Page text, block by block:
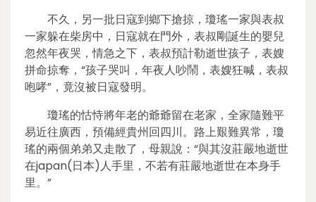
不久，另一批日寇到鄉下搶掠，瓊瑤一家與表叔
一家躲在柴房中，日寇就在門外，表叔剛誕生的嬰兒
忽然年夜哭，情急之下，表叔預計勒逝世孩子，表嫂
拼命掠奪，“孩子哭叫，年夜人吵鬧，表嫂狂喊，表叔
咆哮”，竟沒被日寇發明。
瓊瑤的怙恃將年老的爺爺留在老家，全家隨難平
易近往廣西，預備經貴州回四川。路上艱難異常，瓊
瑤的兩個弟弟又走散了，母親說：“與其沒莊嚴地逝世
在japan(日本)人手里，不若有莊嚴地逝世在本身手
里。”